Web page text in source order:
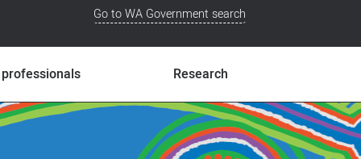
Go to WA Government search
Research